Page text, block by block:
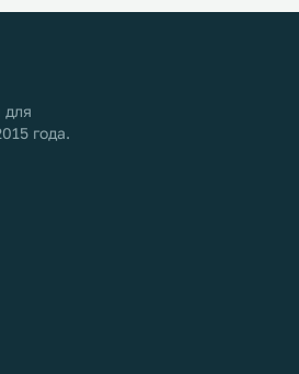
для
года.